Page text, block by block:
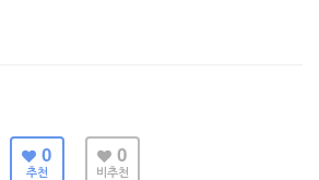
0
추천
0
비추천